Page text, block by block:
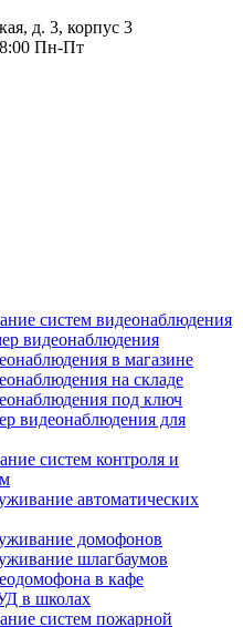
д. 3, корпус 3
Пн-Пт
систем видеонаблюдения
видеонаблюдения
в магазине
на складе
под ключ
видеонаблюдения для
систем контроля и
автоматических
домофонов
шлагбаумов
в кафе
в школах
систем пожарной